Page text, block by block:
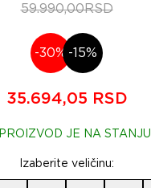
59.990,00RSD
-30% -15%
35.694,05 RSD
PROIZVOD JE NA STANJU
Izaberite veličinu: